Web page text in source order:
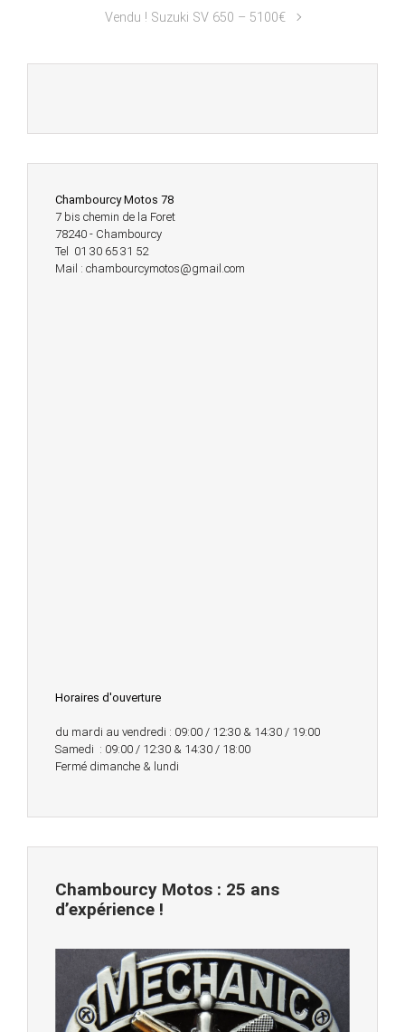
Vendu ! Suzuki SV 650 – 5100€
Chambourcy Motos 78
7 bis chemin de la Foret
78240 - Chambourcy
Tel 01 30 65 31 52
Mail : chambourcymotos@gmail.com
Horaires d'ouverture
du mardi au vendredi : 09:00 / 12:30 & 14:30 / 19:00
Samedi : 09:00 / 12:30 & 14:30 / 18:00
Fermé dimanche & lundi
Chambourcy Motos : 25 ans
d’expérience !